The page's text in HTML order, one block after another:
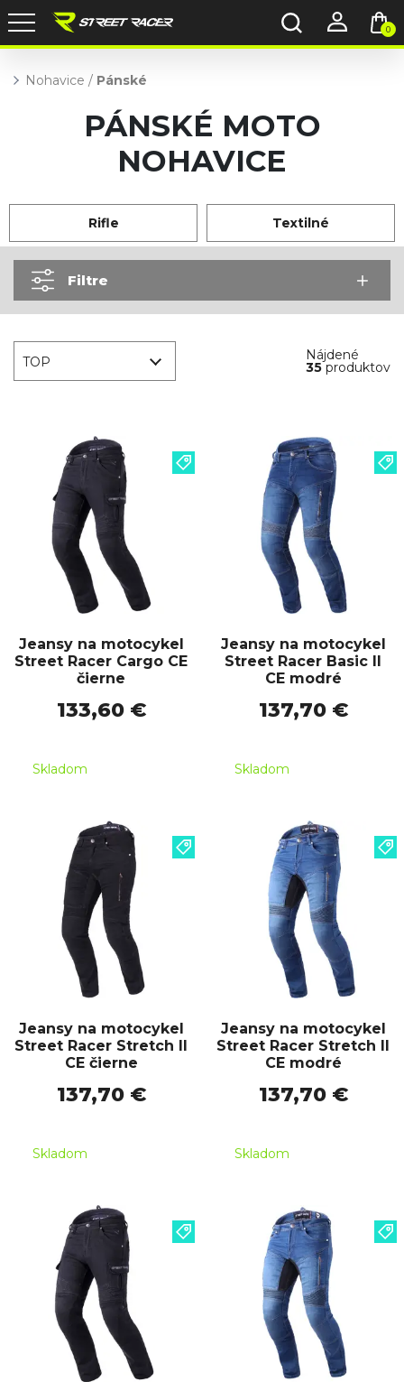
0
Nohavice / Pánské
PÁNSKÉ MOTO
NOHAVICE
Rifle Textilné
Filtre
Nájdené
35produktov
TOP
Jeansy na motocykel
Street Racer Cargo CE
čierne
133,60 €
Skladom
Jeansy na motocykel
Street Racer Basic II
CE modré
137,70 €
Skladom
Jeansy na motocykel
Street Racer Stretch II
CE čierne
137,70 €
Skladom
Jeansy na motocykel
Street Racer Stretch II
CE modré
137,70 €
Skladom